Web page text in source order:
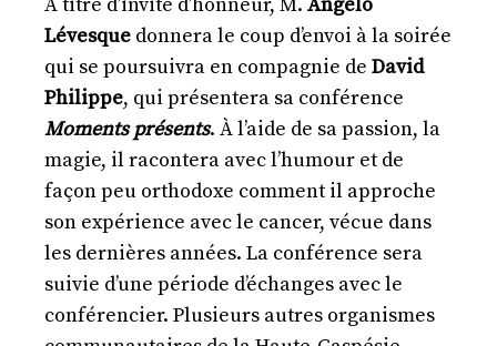
Lévesque donnera le coup d’envoi à la soirée
qui se poursuivra en compagnie de David
Philippe, qui présentera sa conférence
Moments présents. À l’aide de sa passion, la
magie, il racontera avec l’humour et de
façon peu orthodoxe comment il approche
son expérience avec le cancer, vécue dans
les dernières années. La conférence sera
suivie d’une période d’échanges avec le
conférencier. Plusieurs autres organismes